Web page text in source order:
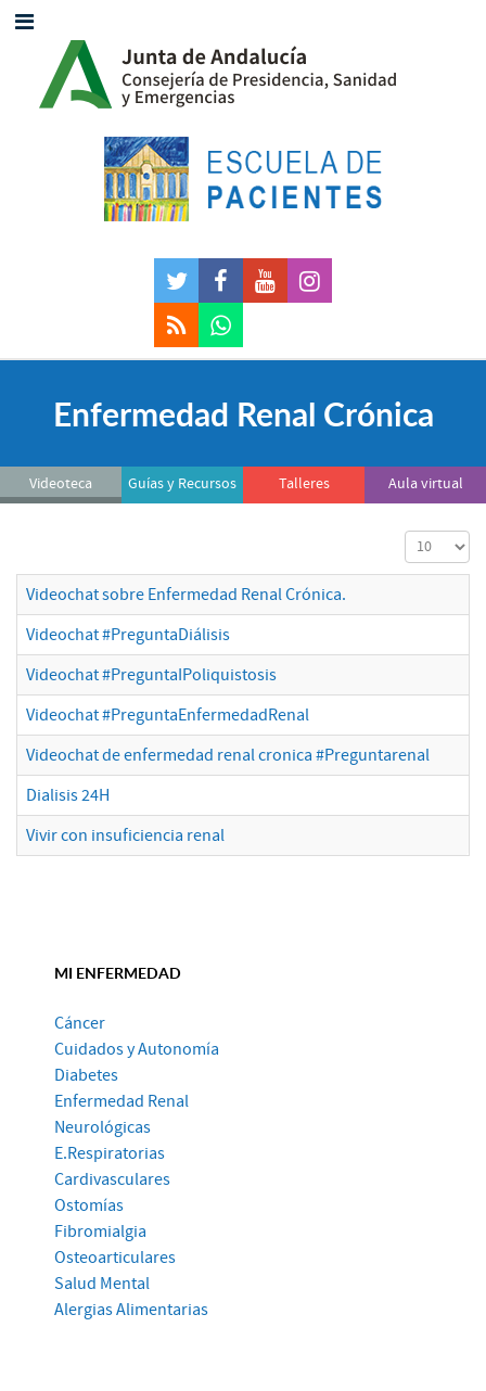
Enfermedad Renal Crónica
Videoteca Guías y Recursos Talleres Aula virtual
Cantidad
Videochat sobre Enfermedad Renal Crónica.
Videochat #PreguntaDiálisis
Videochat #PreguntaIPoliquistosis
Videochat #PreguntaEnfermedadRenal
Videochat de enfermedad renal cronica #Preguntarenal
Dialisis 24H
Vivir con insuficiencia renal
MI ENFERMEDAD
Cáncer
Cuidados y Autonomía
Diabetes
Enfermedad Renal
Neurológicas
E.Respiratorias
Cardivasculares
Ostomías
Fibromialgia
Osteoarticulares
Salud Mental
Alergias Alimentarias